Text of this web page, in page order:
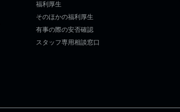
福利厚生
そのほかの福利厚生
有事の際の安否確認
スタッフ専用相談窓口